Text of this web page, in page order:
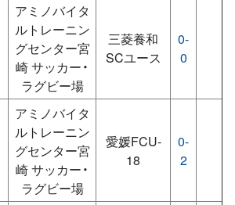
アミノバイタ
ルトレーニン
グセンター宮
崎 サッカー・
ラグビー場
三菱養和
SCユース
0-
0
アミノバイタ
ルトレーニン
グセンター宮
崎 サッカー・
ラグビー場
愛媛FCU-
18
0-
2